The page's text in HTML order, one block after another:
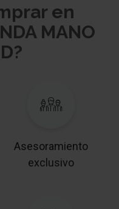
en
MANO
Asesoramiento
exclusivo